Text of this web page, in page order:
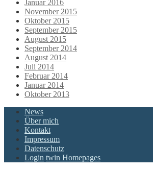
Januar 2016
November 2015
Oktober 2015
September 2015
August 2015
September 2014
August 2014
Juli 2014
Februar 2014
Januar 2014
Oktober 2013
News
Über mich
Kontakt
Impressum
Datenschutz
Login twin Homepages